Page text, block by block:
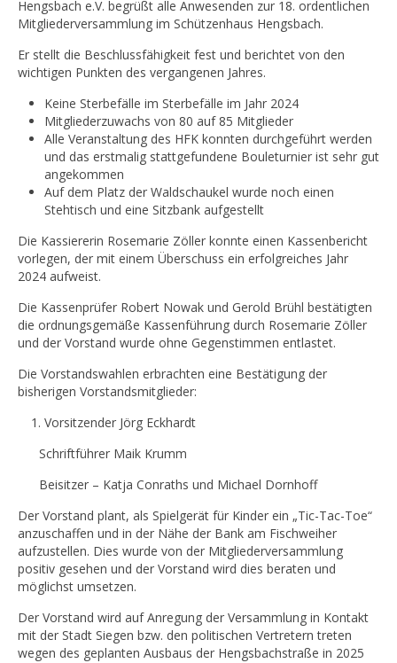
Hengsbach e.V. begrüßt alle Anwesenden zur 18. ordentlichen
Mitgliederversammlung im Schützenhaus Hengsbach.
Er stellt die Beschlussfähigkeit fest und berichtet von den
wichtigen Punkten des vergangenen Jahres.
Keine Sterbefälle im Sterbefälle im Jahr 2024
Mitgliederzuwachs von 80 auf 85 Mitglieder
Alle Veranstaltung des HFK konnten durchgeführt werden
und das erstmalig stattgefundene Bouleturnier ist sehr gut
angekommen
Auf dem Platz der Waldschaukel wurde noch einen
Stehtisch und eine Sitzbank aufgestellt
Die Kassiererin Rosemarie Zöller konnte einen Kassenbericht
vorlegen, der mit einem Überschuss ein erfolgreiches Jahr
2024 aufweist.
Die Kassenprüfer Robert Nowak und Gerold Brühl bestätigten
die ordnungsgemäße Kassenführung durch Rosemarie Zöller
und der Vorstand wurde ohne Gegenstimmen entlastet.
Die Vorstandswahlen erbrachten eine Bestätigung der
bisherigen Vorstandsmitglieder:
Vorsitzender Jörg Eckhardt
Schriftführer Maik Krumm
Beisitzer – Katja Conraths und Michael Dornhoff
Der Vorstand plant, als Spielgerät für Kinder ein „Tic-Tac-Toe“
anzuschaffen und in der Nähe der Bank am Fischweiher
aufzustellen. Dies wurde von der Mitgliederversammlung
positiv gesehen und der Vorstand wird dies beraten und
möglichst umsetzen.
Der Vorstand wird auf Anregung der Versammlung in Kontakt
mit der Stadt Siegen bzw. den politischen Vertretern treten
wegen des geplanten Ausbaus der Hengsbachstraße in 2025